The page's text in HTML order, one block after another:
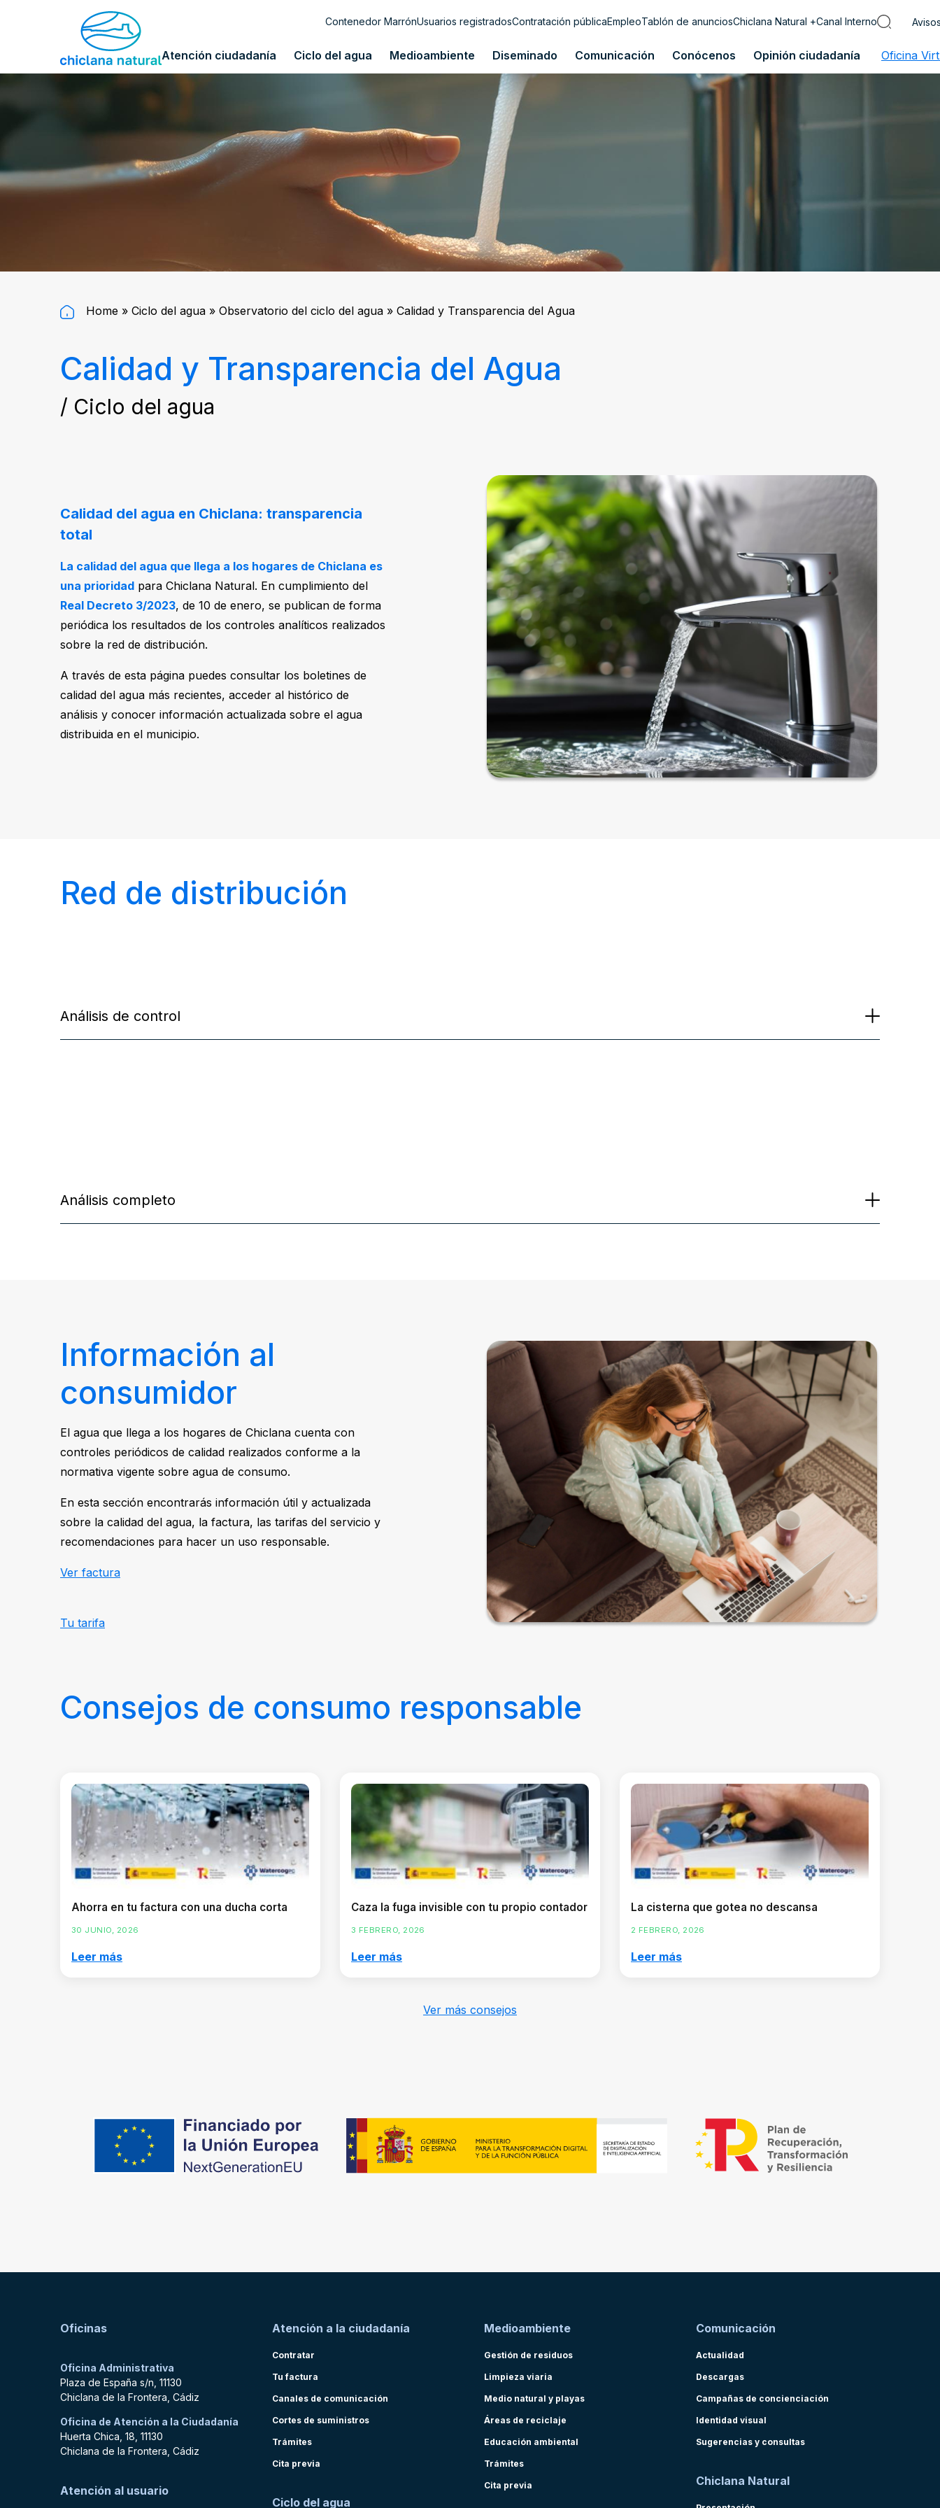
Contenedor MarrónUsuarios registradosContratación públicaEmpleoTablón de anunciosChiclana Natural +Canal Interno
Atención ciudadanía Ciclo del agua Medioambiente Diseminado Comunicación Conócenos Opinión ciudadanía Oficina
Home » Ciclo del agua » Observatorio del ciclo del agua » Calidad y Transparencia del Agua
Calidad y Transparencia del Agua
/ Ciclo del agua
Calidad del agua en Chiclana: transparencia
total
La calidad del agua que llega a los hogares de Chiclana es
una prioridad para Chiclana Natural. En cumplimiento del
Real Decreto 3/2023, de 10 de enero, se publican de forma
periódica los resultados de los controles analíticos realizados
sobre la red de distribución.
A través de esta página puedes consultar los boletines de
calidad del agua más recientes, acceder al histórico de
análisis y conocer información actualizada sobre el agua
distribuida en el municipio.
Red de distribución
Análisis de control
Análisis completo
Información al
consumidor
El agua que llega a los hogares de Chiclana cuenta con
controles periódicos de calidad realizados conforme a la
normativa vigente sobre agua de consumo.
En esta sección encontrarás información útil y actualizada
sobre la calidad del agua, la factura, las tarifas del servicio y
recomendaciones para hacer un uso responsable.
Ver factura
Tu tarifa
Consejos de consumo responsable
Ahorra en tu factura con una ducha corta
30 JUNIO, 2026
Leer más
Caza la fuga invisible con tu propio contador
3 FEBRERO, 2026
Leer más
La cisterna que gotea no descansa
2 FEBRERO, 2026
Leer más
Ver más consejos
Oficinas
Oficina Administrativa
Plaza de España s/n, 11130
Chiclana de la Frontera, Cádiz
Oficina de Atención a la Ciudadanía
Huerta Chica, 18, 11130
Chiclana de la Frontera, Cádiz
Atención al usuario
Atención a la ciudadanía
Contratar
Tu factura
Canales de comunicación
Cortes de suministros
Trámites
Cita previa
Ciclo del agua
Medioambiente
Gestión de residuos
Limpieza viaria
Medio natural y playas
Áreas de reciclaje
Educación ambiental
Trámites
Cita previa
Comunicación
Actualidad
Descargas
Campañas de concienciación
Identidad visual
Sugerencias y consultas
Chiclana Natural